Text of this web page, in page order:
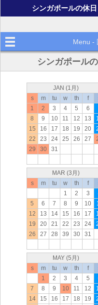
シンガポールの休
Menu -
シンガポール
JAN (1月)
s
m tu w th f
1
2 3 4 5 6
8
9 10 11 12 13
15
16 17 18 19 20
22
23 24 25 26 27
29
30 31
MAR (3月)
s
m tu w th f
1
2 3
5
6 7 8 9 10
12
13 14 15 16 17
19
20 21 22 23 24
26
27 28 39 30 31
MAY (5月)
s
m tu w th f
1
2 3 4 5
7
8 9 10 11 12
14
15 16 17 18 19